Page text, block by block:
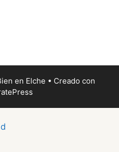
en Elche • Creado con